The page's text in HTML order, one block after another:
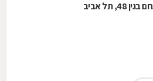
48, תל אביב